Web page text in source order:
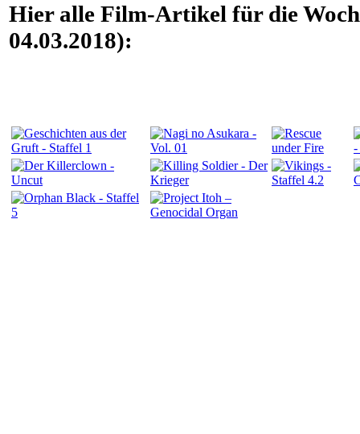
Hier alle Film-Artikel für die
04.03.2018):